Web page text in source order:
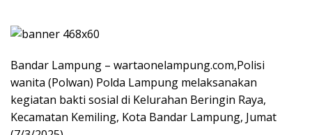
Bandar Lampung – wartaonelampung.com,Polisi
wanita (Polwan) Polda Lampung melaksanakan
kegiatan bakti sosial di Kelurahan Beringin Raya,
Kecamatan Kemiling, Kota Bandar Lampung, Jumat